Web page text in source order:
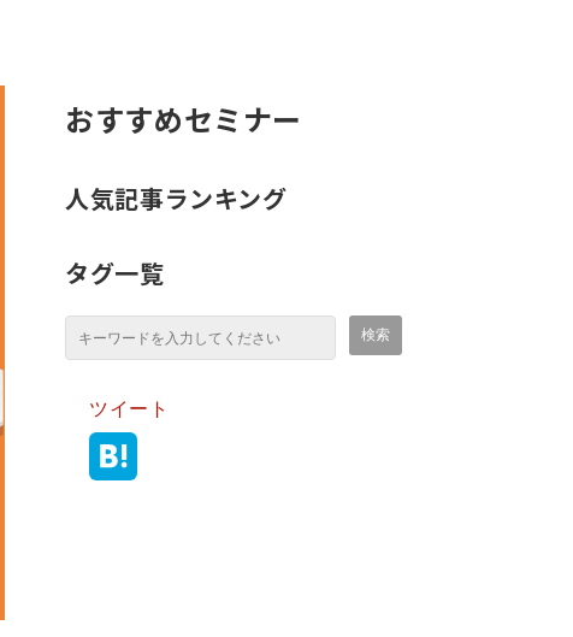
おすすめセミナー
人気記事ランキング
タグ一覧
ツイート